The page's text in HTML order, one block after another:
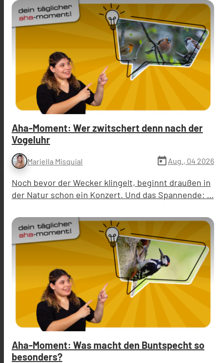
Aha-Moment: Wer zwitschert denn nach der
Vogeluhr
Mariella Misquial today Aug., 04 2026
Noch bevor der Wecker klingelt, beginnt draußen in
der Natur schon ein Konzert. Und das Spannende: …
Aha-Moment: Was macht den Buntspecht so
besonders?